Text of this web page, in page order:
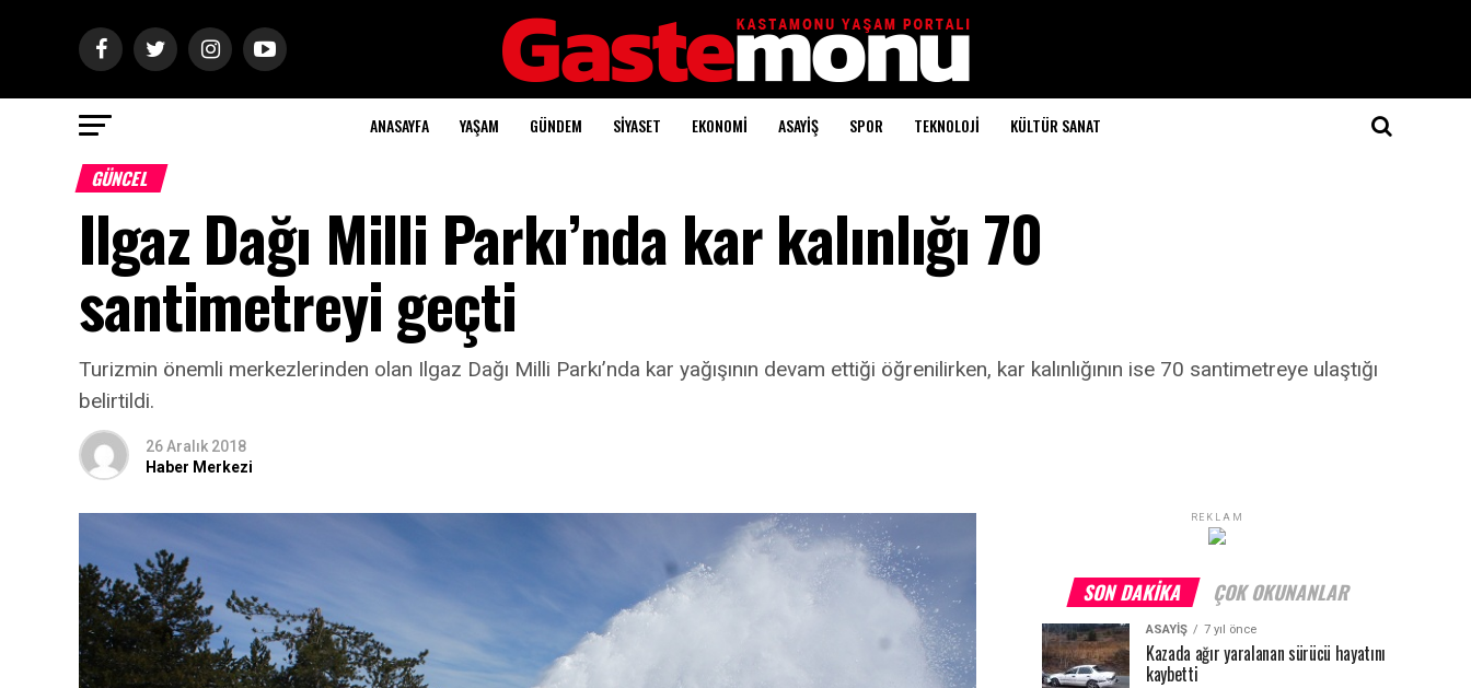
ANASAYFA YAŞAM GÜNDEM SİYASET EKONOMİ ASAYİŞ SPOR TEKNOLOJİ KÜLTÜR SANAT
GÜNCEL
Ilgaz Dağı Milli Parkı’nda kar kalınlığı 70
santimetreyi geçti
Turizmin önemli merkezlerinden olan Ilgaz Dağı Milli Parkı’nda kar yağışının devam ettiği öğrenilirken, kar kalınlığının ise 70 santimetreye ulaştığı
belirtildi.
26 Aralık 2018
Haber Merkezi
REKLAM
SON DAKIKA ÇOK OKUNANLAR
ASAYİŞ 7 yıl önce
Kazada ağır yaralanan sürücü hayatını
kaybetti